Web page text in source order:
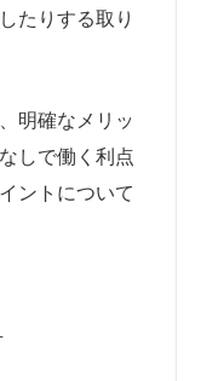
たりする取り
明確なメリッ
しで働く利点
ントについて